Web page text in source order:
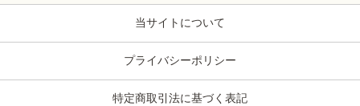
当サイトについて
プライバシーポリシー
特定商取引法に基づく表記